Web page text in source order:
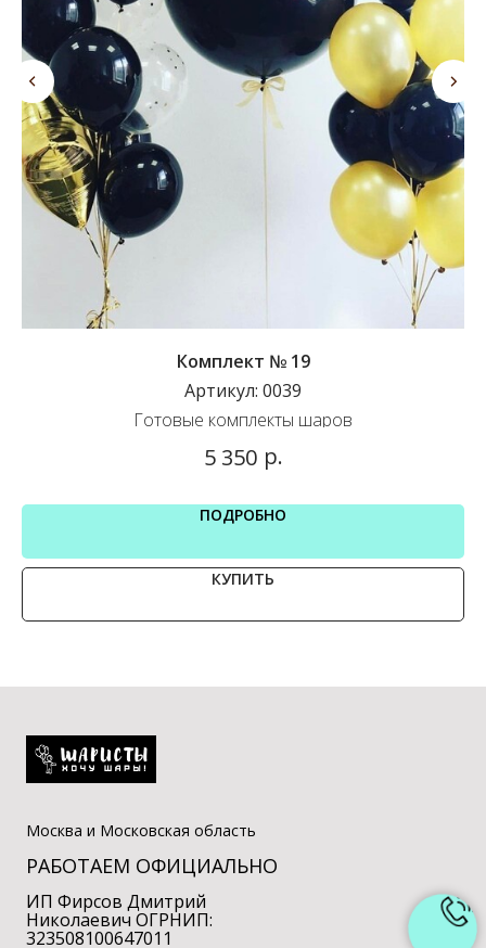
Комплект № 19
Артикул: 0039
Готовые комплекты шаров
5 350 р.
ПОДРОБНО
КУПИТЬ
Москва и Московская область
РАБОТАЕМ ОФИЦИАЛЬНО
ИП Фирсов Дмитрий
Николаевич ОГРНИП:
323508100647011